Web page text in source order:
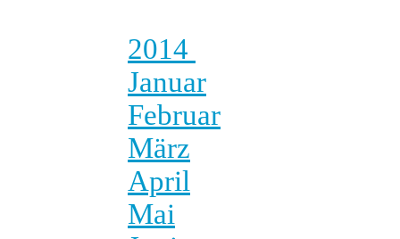
2014
Januar
Februar
März
April
Mai